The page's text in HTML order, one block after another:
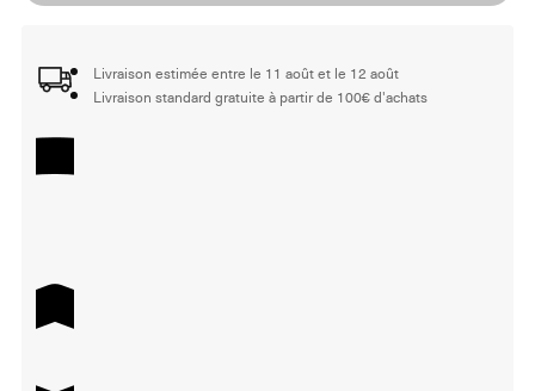
Loading...
Livraison estimée entre le 11 août et le 12 août
Livraison standard gratuite à partir de 100€ d'achats